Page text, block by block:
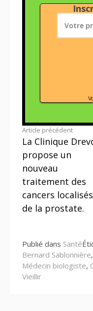
Lire
la
suite
Article précédent
La Clinique
propose un
nouveau
traitement des
cancers localisés
de la prostate.
Publié dans Santé
Bernard Sablonnière,
Médecin biologiste,
Vieillir